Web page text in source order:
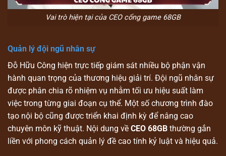
Vai trò hiện tại của CEO cổng game 68GB
Quản lý đội ngũ nhân sự
Đỗ Hữu Công hiện trực tiếp giám sát nhiều bộ phận vận
hành quan trọng của thương hiệu giải trí. Đội ngũ nhân sự
được phân chia rõ nhiệm vụ nhằm tối ưu hiệu suất làm
việc trong từng giai đoạn cụ thể. Một số chương trình đào
tạo nội bộ cũng được triển khai định kỳ để nâng cao
chuyên môn kỹ thuật. Nội dung về CEO 68GB thường gắn
liền với phong cách quản lý đề cao tính kỷ luật và hiệu quả.